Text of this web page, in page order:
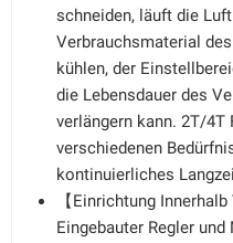
schneiden, läuft die
Verbrauchsmaterial
kühlen, der
die Lebensdauer des
verlängern kann. 2T/
verschiedenen
kontinuierliches
【Einrichtung Innerhalb
Eingebauter Regler